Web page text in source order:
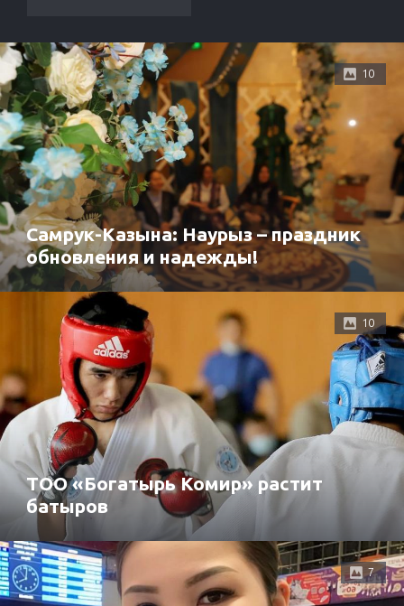
10
Самрук-Казына: Наурыз – праздник
обновления и надежды!
10
ТОО «Богатырь Комир» растит
батыров
7